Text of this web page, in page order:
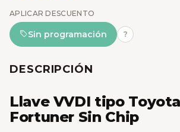
APLICAR DESCUENTO
Sin programación ?
DESCRIPCIÓN
Llave VVDI tipo
Fortuner Sin Chip